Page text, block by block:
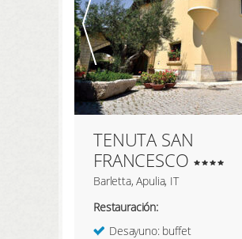
TENUTA SAN
FRANCESCO
Barletta, Apulia, IT
Restauración:
Desayuno: buffet